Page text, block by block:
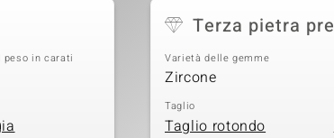
peso in carati
Terza pietra
Varietà delle gemme
Zircone
Taglio
Taglio rotondo